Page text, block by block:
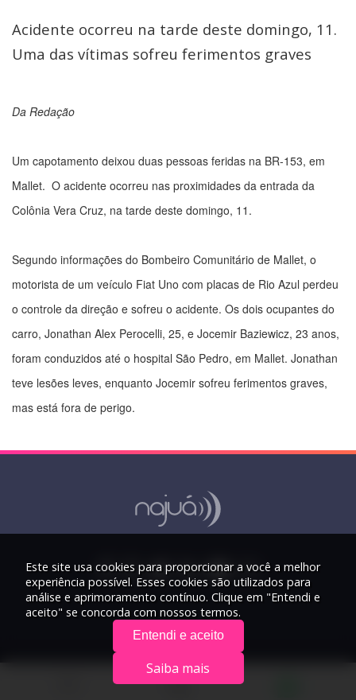
Acidente ocorreu na tarde deste domingo, 11.
Uma das vítimas sofreu ferimentos graves
Da Redação
Um capotamento deixou duas pessoas feridas na BR-153, em
Mallet. O acidente ocorreu nas proximidades da entrada da
Colônia Vera Cruz, na tarde deste domingo, 11.
Segundo informações do Bombeiro Comunitário de Mallet, o
motorista de um veículo Fiat Uno com placas de Rio Azul perdeu
o controle da direção e sofreu o acidente. Os dois ocupantes do
carro, Jonathan Alex Perocelli, 25, e Jocemir Baziewicz, 23 anos,
foram conduzidos até o hospital São Pedro, em Mallet. Jonathan
teve lesões leves, enquanto Jocemir sofreu ferimentos graves,
mas está fora de perigo.
© 2026 Rádio Najuá - Todos os direitos reservados.
Este site usa cookies para proporcionar a você a melhor
experiência possível. Esses cookies são utilizados para
análise e aprimoramento contínuo. Clique em "Entendi e
aceito" se concorda com nossos termos.
Entendi e aceito
Saiba mais